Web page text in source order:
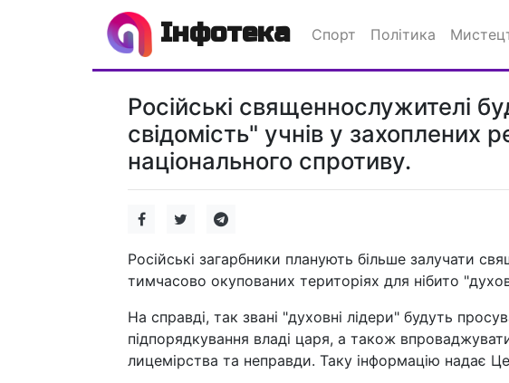
Інфотека Спорт Політика
Російські священнослужителі
свідомість" учнів у захоплених
національного спротиву.
Російські загарбники планують більше залучати
тимчасово окупованих територіях для нібито
На справді, так звані "духовні лідери" будуть
підпорядкування владі царя, а також
лицемірства та неправди. Таку інформацію надає